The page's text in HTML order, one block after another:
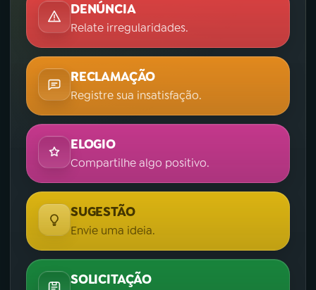
DENÚNCIA
Relate irregularidades.
RECLAMAÇÃO
Registre sua insatisfação.
ELOGIO
Compartilhe algo positivo.
SUGESTÃO
Envie uma ideia.
SOLICITAÇÃO